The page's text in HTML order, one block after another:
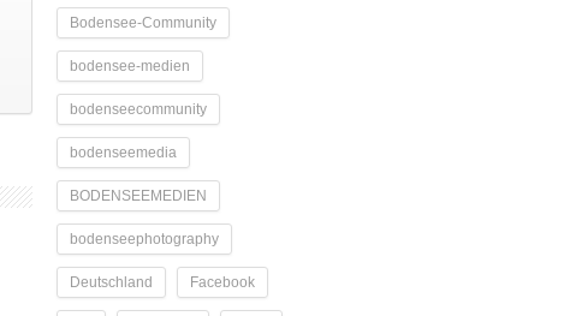
Bodensee-Community
bodensee-medien
bodenseecommunity
bodenseemedia
BODENSEEMEDIEN
bodenseephotography
Deutschland Facebook